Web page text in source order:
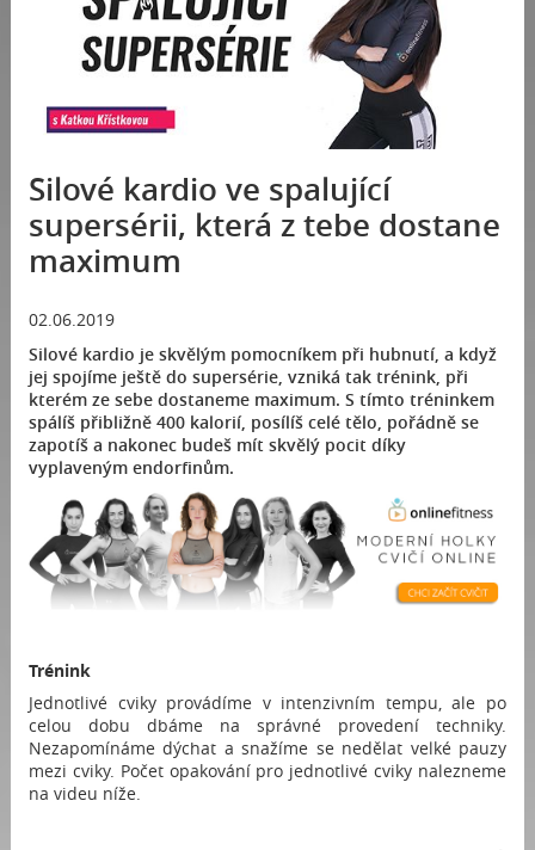
Silové kardio ve spalující
supersérii, která z tebe dostane
maximum
02.06.2019
Silové kardio je skvělým pomocníkem při hubnutí, a když
jej spojíme ještě do supersérie, vzniká tak trénink, při
kterém ze sebe dostaneme maximum. S tímto tréninkem
spálíš přibližně 400 kalorií, posílíš celé tělo, pořádně se
zapotíš a nakonec budeš mít skvělý pocit díky
vyplaveným endorfinům.
Trénink
Jednotlivé cviky provádíme v intenzivním tempu, ale po
celou dobu dbáme na správné provedení techniky.
Nezapomínáme dýchat a snažíme se nedělat velké pauzy
mezi cviky. Počet opakování pro jednotlivé cviky nalezneme
na videu níže.